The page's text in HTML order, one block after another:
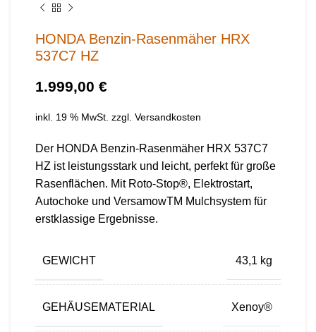
HONDA Benzin-Rasenmäher HRX
537C7 HZ
€
inkl. 19 % MwSt. zzgl. Versandkosten
Der HONDA Benzin-Rasenmäher HRX 537C7
HZ ist leistungsstark und leicht, perfekt für große
Rasenflächen. Mit Roto-Stop®, Elektrostart,
Autochoke und VersamowTM Mulchsystem für
erstklassige Ergebnisse.
GEWICHT 43,1 kg
GEHÄUSEMATERIAL Xenoy®